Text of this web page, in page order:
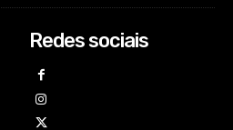
Redes sociais